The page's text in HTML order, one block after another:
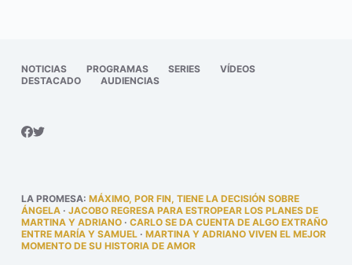
NOTICIAS PROGRAMAS SERIES
VÍDEOS
DESTACADO
AUDIENCIAS
LA PROMESA: MÁXIMO, POR FIN, TIENE LA DECISIÓN SOBRE
ÁNGELA· JACOBO REGRESA PARA ESTROPEAR LOS PLANES DE
MARTINA Y ADRIANO· CARLO SE DA CUENTA DE ALGO EXTRAÑO
ENTRE MARÍA Y SAMUEL· MARTINA Y ADRIANO VIVEN EL MEJOR
MOMENTO DE SU HISTORIA DE AMOR